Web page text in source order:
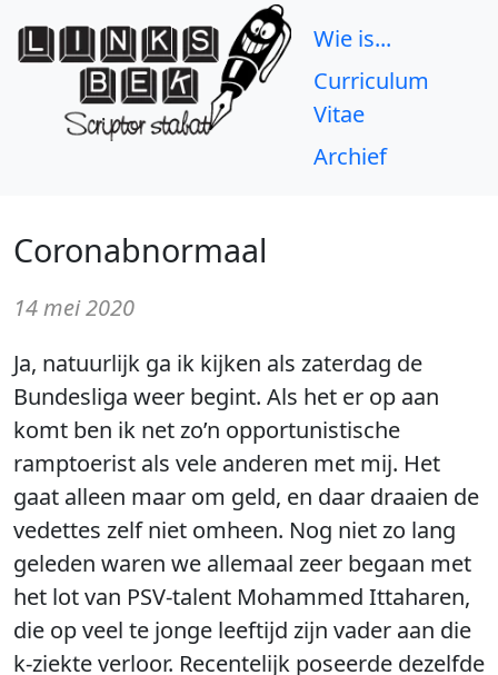
Wie is...
Curriculum
Vitae
Archief
Coronabnormaal
14 mei 2020
Ja, natuurlijk ga ik kijken als zaterdag de
Bundesliga weer begint. Als het er op aan
komt ben ik net zo’n opportunistische
ramptoerist als vele anderen met mij. Het
gaat alleen maar om geld, en daar draaien de
vedettes zelf niet omheen. Nog niet zo lang
geleden waren we allemaal zeer begaan met
het lot van PSV-talent Mohammed Ittaharen,
die op veel te jonge leeftijd zijn vader aan die
k-ziekte verloor. Recentelijk poseerde dezelfde